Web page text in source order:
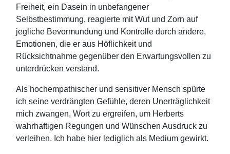
Freiheit, ein Dasein in unbefangener
Selbstbestimmung, reagierte mit Wut und Zorn auf
jegliche Bevormundung und Kontrolle durch andere,
Emotionen, die er aus Höflichkeit und
Rücksichtnahme gegenüber den Erwartungsvollen zu
unterdrücken verstand.
Als hochempathischer und sensitiver Mensch spürte
ich seine verdrängten Gefühle, deren Unerträglichkeit
mich zwangen, Wort zu ergreifen, um Herberts
wahrhaftigen Regungen und Wünschen Ausdruck zu
verleihen. Ich habe hier lediglich als Medium gewirkt.